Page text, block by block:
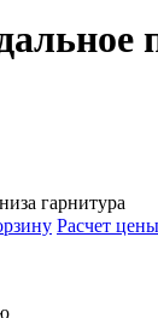
гарнитура
Расчет цены